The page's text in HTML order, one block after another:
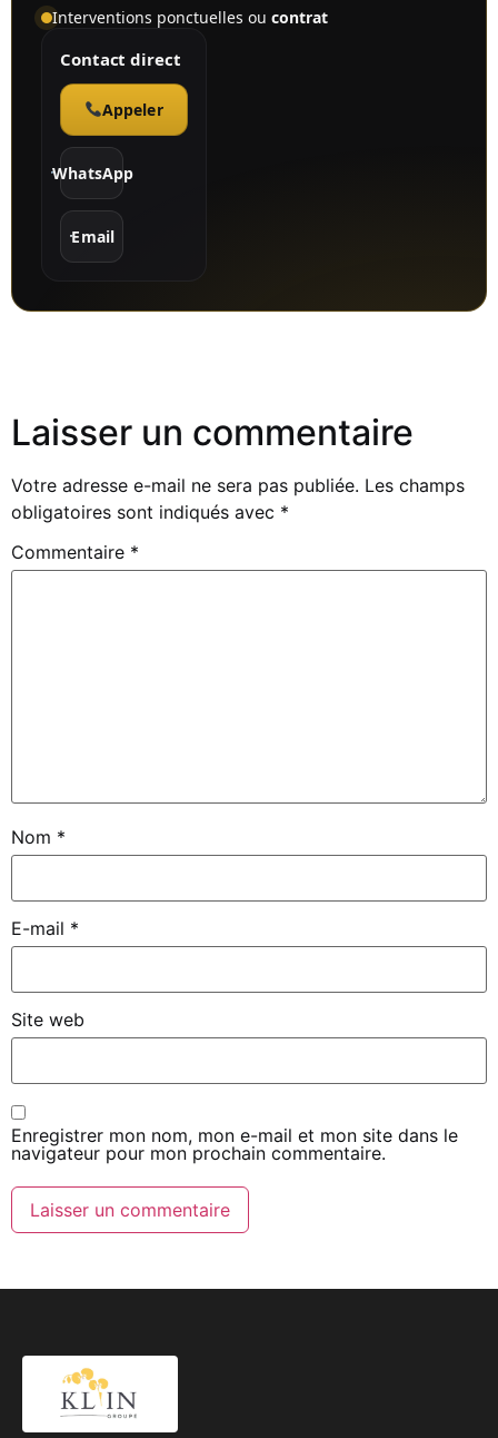
Interventions ponctuelles ou contrat
Contact direct
Appeler
WhatsApp
Email
Laisser un commentaire
Votre adresse e-mail ne sera pas publiée. Les champs
obligatoires sont indiqués avec *
Commentaire *
Nom *
E-mail *
Site web
Enregistrer mon nom, mon e-mail et mon site dans le
navigateur pour mon prochain commentaire.